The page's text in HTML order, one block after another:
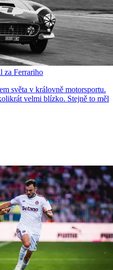
za Ferrariho
světa v královně motorsportu.
velmi blízko. Stejně to měl